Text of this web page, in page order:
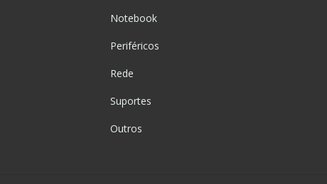
Notebook
Periféricos
Rede
Suportes
Outros